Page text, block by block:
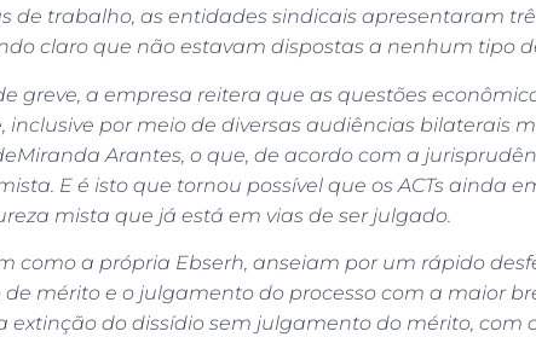
trabalho, as entidades sindicais apresentaram
claro que não estavam dispostas a nenhum tipo
greve, a empresa reitera que as questões
por meio de diversas audiências bilaterais
Arantes, o que, de acordo com a
E é isto que tornou possível que os ACTs ainda
mista que já está em vias de ser julgado.
como a própria Ebserh, anseiam por um rápido
mérito e o julgamento do processo com a maior
do dissídio sem julgamento do mérito, com